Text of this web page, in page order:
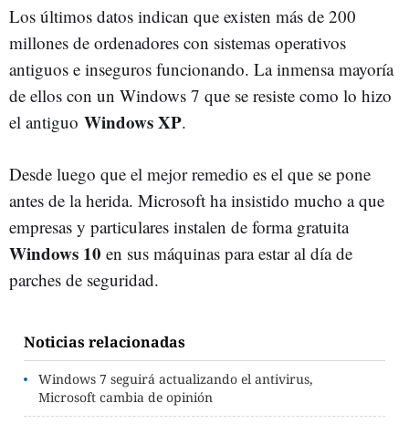
Los últimos datos indican que existen más de 200
millones de ordenadores con sistemas operativos
antiguos e inseguros funcionando. La inmensa mayoría
de ellos con un Windows 7 que se resiste como lo hizo
el antiguo WindowsXP.
Desde luego que el mejor remedio es el que se pone
antes de la herida. Microsoft ha insistido mucho a que
empresas y particulares instalen de forma gratuita
Windows 10 en sus máquinas para estar al día de
parches de seguridad.
Noticias relacionadas
Windows 7 seguirá actualizando el antivirus,
Microsoft cambia de opinión